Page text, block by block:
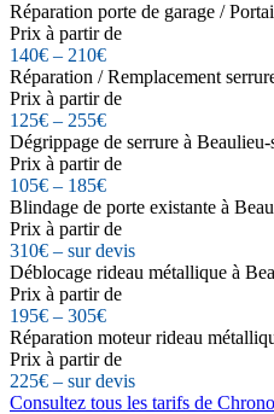
Réparation porte de garage /
Prix à partir de
140€ – 210€
Réparation / Remplacement
Prix à partir de
125€ – 255€
Dégrippage de serrure à
Prix à partir de
105€ – 185€
Blindage de porte existante à
Prix à partir de
310€ – sur devis
Déblocage rideau métallique à
Prix à partir de
195€ – 305€
Réparation moteur rideau
Prix à partir de
225€ – sur devis
Consultez tous les tarifs de